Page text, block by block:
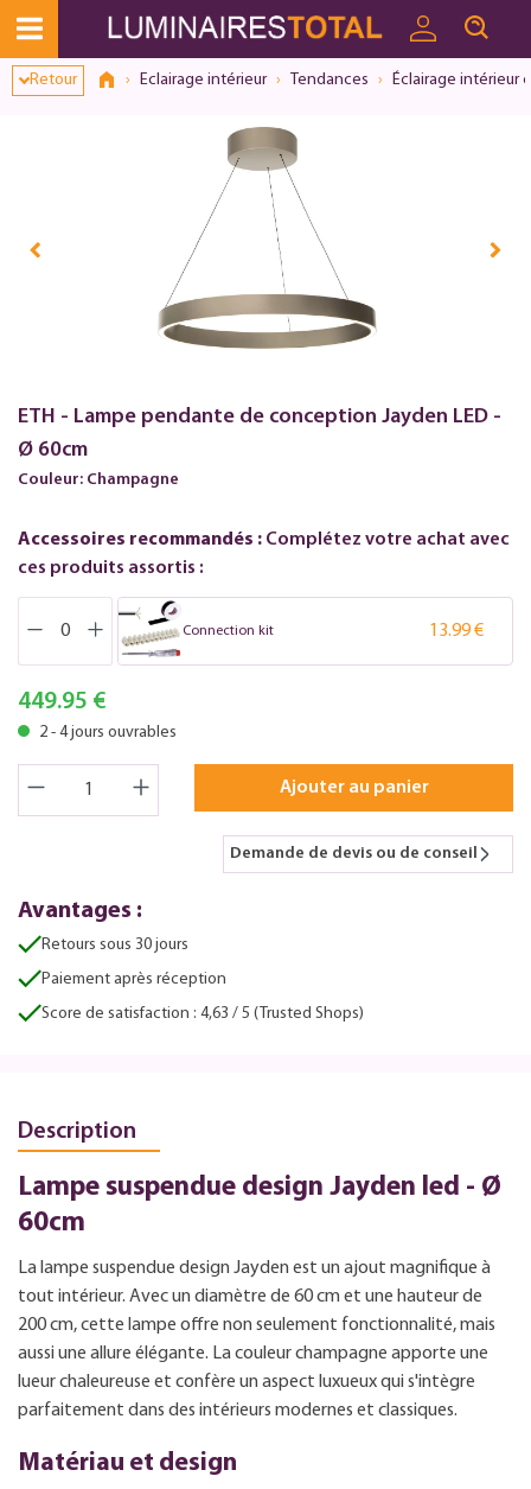
Retour Eclairage intérieur Tendances Éclairage intérieur
ETH - Lampe pendante de conception Jayden LED -
Ø 60cm
Couleur: Champagne
Accessoires recommandés : Complétez votre achat avec
ces produits assortis :
Connection kit 13.99 €
449.95 €
2 - 4 jours ouvrables
Ajouter au panier
Demande de devis ou de conseil
Avantages :
Retours sous 30 jours
Paiement après réception
Score de satisfaction : 4,63 / 5 (Trusted Shops)
Description
Lampe suspendue design Jayden led - Ø
60cm
La lampe suspendue design Jayden est un ajout magnifique à
tout intérieur. Avec un diamètre de 60 cm et une hauteur de
200 cm, cette lampe offre non seulement fonctionnalité, mais
aussi une allure élégante. La couleur champagne apporte une
lueur chaleureuse et confère un aspect luxueux qui s'intègre
parfaitement dans des intérieurs modernes et classiques.
Matériau et design